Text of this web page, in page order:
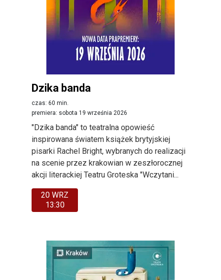
Dzika banda
czas: 60 min.
premiera: sobota 19 września 2026
"Dzika banda" to teatralna opowieść
inspirowana światem książek brytyjskiej
pisarki Rachel Bright, wybranych do realizacji
na scenie przez krakowian w zeszłorocznej
akcji literackiej Teatru Groteska "Wczytani...
20 WRZ
13:30